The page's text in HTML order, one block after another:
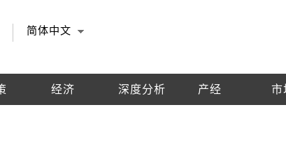
简体中文
经济 深度分析 产经 市